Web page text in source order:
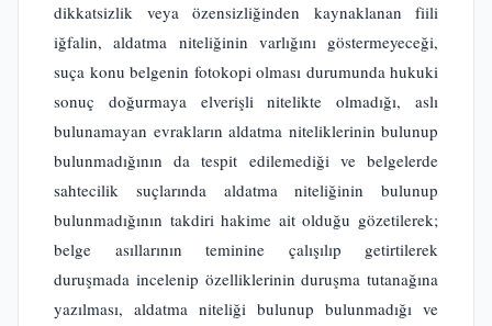
dikkatsizlik veya özensizliğinden kaynaklanan fiili
iğfalin, aldatma niteliğinin varlığını göstermeyeceği,
suça konu belgenin fotokopi olması durumunda hukuki
sonuç doğurmaya elverişli nitelikte olmadığı, aslı
bulunamayan evrakların aldatma niteliklerinin bulunup
bulunmadığının da tespit edilemediği ve belgelerde
sahtecilik suçlarında aldatma niteliğinin bulunup
bulunmadığının takdiri hakime ait olduğu gözetilerek;
belge asıllarının teminine çalışılıp getirtilerek
duruşmada incelenip özelliklerinin duruşma tutanağına
yazılması, aldatma niteliği bulunup bulunmadığı ve